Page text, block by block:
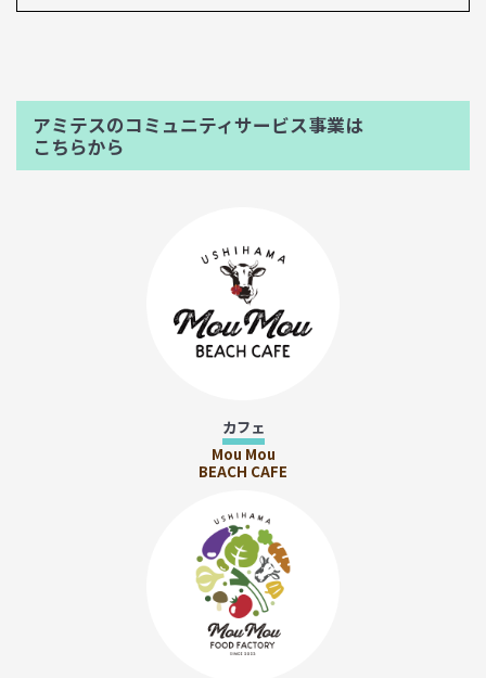
アミテスのコミュニティサービス事業は
こちらから
カフェ
Mou Mou
BEACH CAFE